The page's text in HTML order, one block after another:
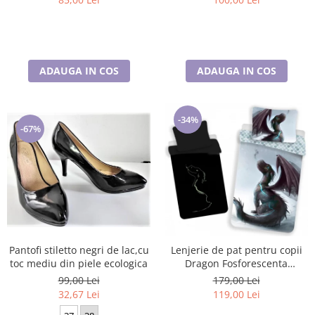
ADAUGA IN COS ADAUGA IN COS
-67%
Pantofi stiletto negri de lac,cu
toc mediu din piele ecologica
99,00 Lei
32,67 Lei
-34%
Lenjerie de pat pentru copii
Dragon Fosforescenta
140×200cm, 70×90 cm
179,00 Lei
119,00 Lei